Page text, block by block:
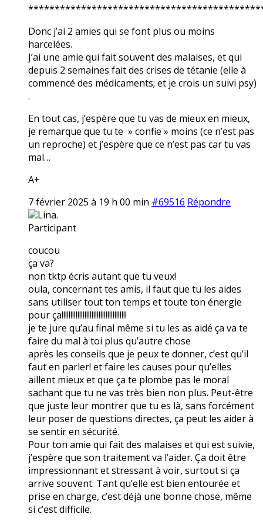
Donc j’ai 2 amies qui se font plus ou moins
harcelées.
J’ai une amie qui fait souvent des malaises, et qui
depuis 2 semaines fait des crises de tétanie (elle à
commencé des médicaments; et je crois un suivi psy)
.
En tout cas, j’espère que tu vas de mieux en mieux,
je remarque que tu te » confie » moins (ce n’est pas
un reproche) et j’espère que ce n’est pas car tu vas
mal…
A+
7 février 2025 à 19 h 00 min #69516 Répondre
Lina.
Participant
coucou
ça va?
non tktp écris autant que tu veux!
oula, concernant tes amis, il faut que tu les aides
sans utiliser tout ton temps et toute ton énergie
pour ça!!!!!!!!!!!!!!!!!!!!!!!!!!!!!!!!!!!!!
je te jure qu’au final même si tu les as aidé ça va te
faire du mal à toi plus qu’autre chose
après les conseils que je peux te donner, c’est qu’il
faut en parler! et faire les causes pour qu’elles
aillent mieux et que ça te plombe pas le moral
sachant que tu ne vas très bien non plus. Peut-être
que juste leur montrer que tu es là, sans forcément
leur poser de questions directes, ça peut les aider à
se sentir en sécurité.
Pour ton amie qui fait des malaises et qui est suivie,
j’espère que son traitement va l’aider. Ça doit être
impressionnant et stressant à voir, surtout si ça
arrive souvent. Tant qu’elle est bien entourée et
prise en charge, c’est déjà une bonne chose, même
si c’est difficile.